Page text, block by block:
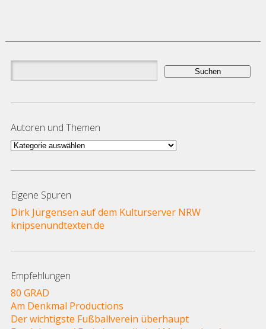
Suchen
nach:
Autoren und Themen
Autoren
Themen
Eigene Spuren
Dirk Jürgensen auf dem Kulturserver NRW
knipsenundtexten.de
Empfehlungen
80 GRAD
Am Denkmal Productions
Der wichtigste Fußballverein überhaupt